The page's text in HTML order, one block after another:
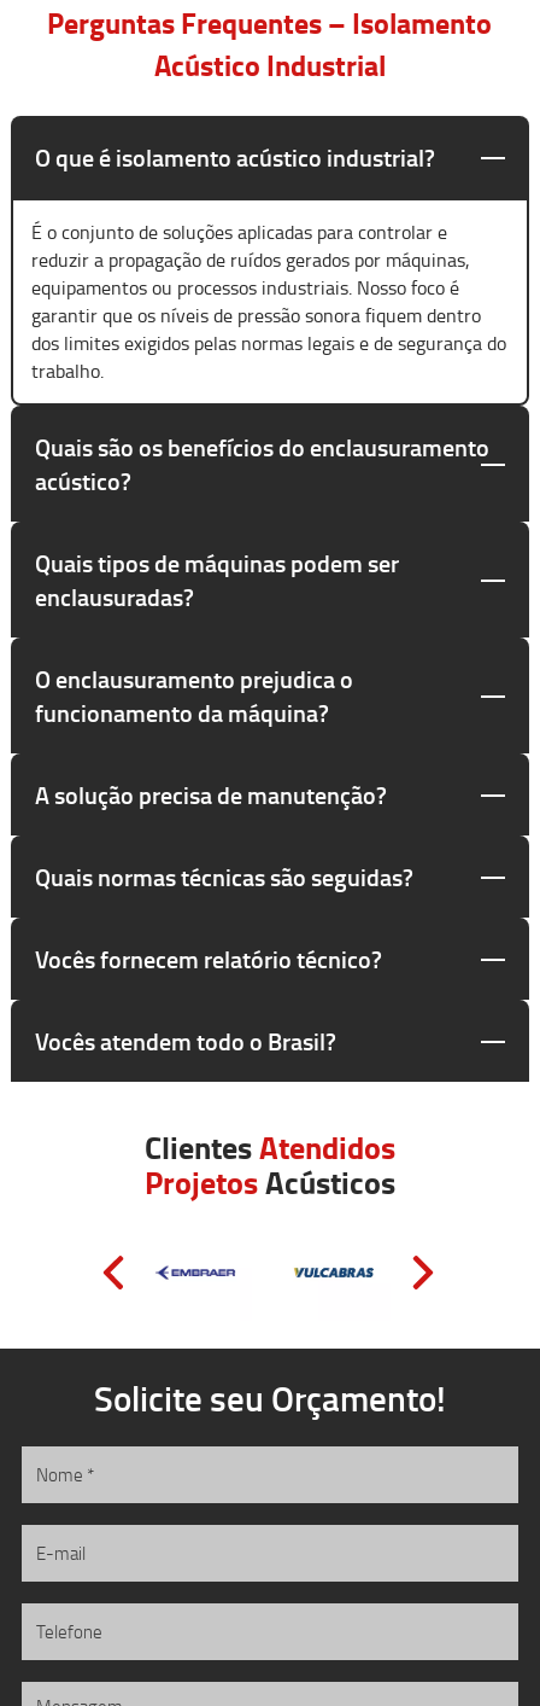
Perguntas Frequentes – Isolamento
Acústico Industrial
O que é isolamento acústico industrial?
É o conjunto de soluções aplicadas para controlar e
reduzir a propagação de ruídos gerados por máquinas,
equipamentos ou processos industriais. Nosso foco é
garantir que os níveis de pressão sonora fiquem dentro
dos limites exigidos pelas normas legais e de segurança do
trabalho.
Quais são os benefícios do enclausuramento
acústico?
Quais tipos de máquinas podem ser
enclausuradas?
O enclausuramento prejudica o
funcionamento da máquina?
A solução precisa de manutenção?
Quais normas técnicas são seguidas?
Vocês fornecem relatório técnico?
Vocês atendem todo o Brasil?
ClientesAtendidos
ProjetosAcústicos
Solicite seu Orçamento!